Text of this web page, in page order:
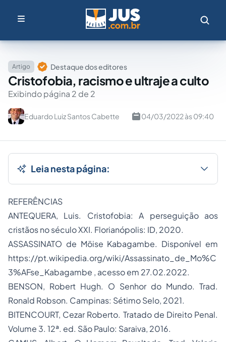
Artigo Destaque dos editores
Cristofobia, racismo e ultraje a culto
Exibindo página 2 de 2
Eduardo Luiz Santos Cabette 04/03/2022 às 09:40
Leia nesta página:
REFERÊNCIAS
ANTEQUERA, Luis. Cristofobia: A perseguição aos
cristãos no século XXI. Florianópolis: ID, 2020.
ASSASSINATO de Möise Kabagambe. Disponível em
https://pt.wikipedia.org/wiki/Assassinato_de_Mo%C
3%AFse_Kabagambe , acesso em 27.02.2022.
BENSON, Robert Hugh. O Senhor do Mundo. Trad.
Ronald Robson. Campinas: Sétimo Selo, 2021.
BITENCOURT, Cezar Roberto. Tratado de Direito Penal.
Volume 3. 12ª. ed. São Paulo: Saraiva, 2016.